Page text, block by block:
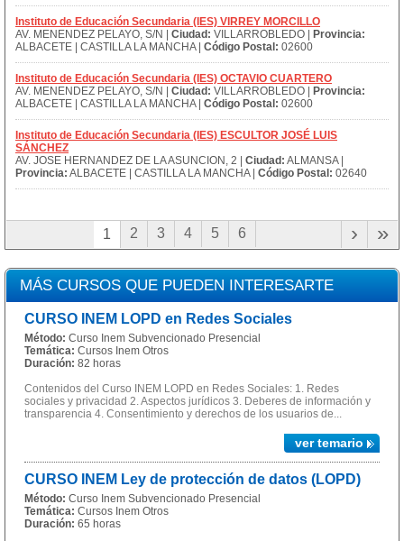
Instituto de Educación Secundaria (IES) VIRREY MORCILLO
AV. MENENDEZ PELAYO, S/N | Ciudad: VILLARROBLEDO |
Provincia:
ALBACETE | CASTILLA LA MANCHA | Código Postal: 02600
Instituto de Educación Secundaria (IES) OCTAVIO CUARTERO
AV. MENENDEZ PELAYO, S/N | Ciudad: VILLARROBLEDO |
Provincia:
ALBACETE | CASTILLA LA MANCHA | Código Postal: 02600
Instituto de Educación Secundaria (IES) ESCULTOR JOSÉ LUIS
SÁNCHEZ
AV. JOSE HERNANDEZ DE LA ASUNCION, 2 | Ciudad: ALMANSA |
Provincia: ALBACETE | CASTILLA LA MANCHA | Código Postal: 02640
1 2 3 4 5 6 »
›
MÁS CURSOS QUE PUEDEN INTERESARTE
CURSO INEM LOPD en Redes Sociales
Método: Curso Inem Subvencionado Presencial
Temática: Cursos Inem Otros
Duración: 82 horas
Contenidos del Curso INEM LOPD en Redes Sociales: 1. Redes
sociales y privacidad 2. Aspectos jurídicos 3. Deberes de información y
transparencia 4. Consentimiento y derechos de los usuarios de...
ver temario
CURSO INEM Ley de protección de datos (LOPD)
Método: Curso Inem Subvencionado Presencial
Temática: Cursos Inem Otros
Duración: 65 horas